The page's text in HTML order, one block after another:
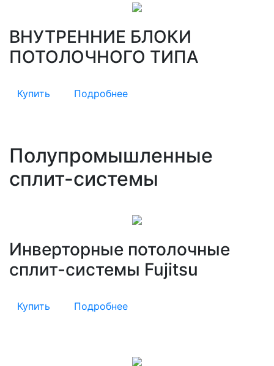
ВНУТРЕННИЕ БЛОКИ
ПОТОЛОЧНОГО ТИПА
Купить Подробнее
Полупромышленные
сплит-системы
Инверторные потолочные
сплит-системы Fujitsu
Купить Подробнее